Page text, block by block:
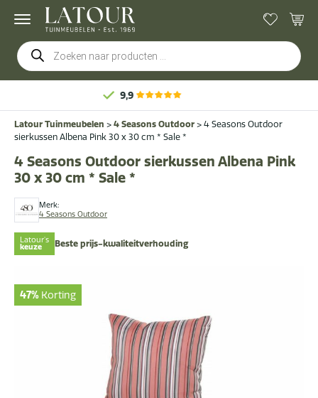
Producten
zoeken
Latour Tuinmeubelen > 4 Seasons Outdoor > 4 Seasons Outdoor
sierkussen Albena Pink 30 x 30 cm * Sale *
Merk:
4 Seasons Outdoor
4 Seasons Outdoor sierkussen Albena Pink
30 x 30 cm * Sale *
Latour's
keuze Beste prijs-kwaliteitverhouding
47% Korting